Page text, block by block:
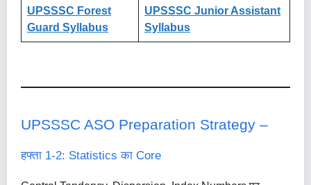
UPSSSC Forest
Guard Syllabus
UPSSSC Junior Assistant
Syllabus
UPSSSC ASO Preparation Strategy –
हफ्ता 1-2: Statistics का Core